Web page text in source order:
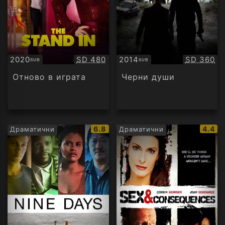
2020SUB
Субтитри Качество:
SD 480
Отново в играта
2014SUB
Субтитри SD 360
Черни души
Драматични
IMDb
рейтинг:
6.8 Драматични
IMDb
4.4